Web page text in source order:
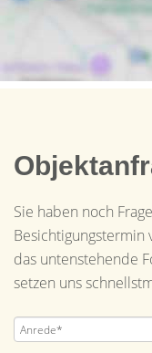
Sie haben noch
Besichtigungstermin
das untenstehende
setzen uns